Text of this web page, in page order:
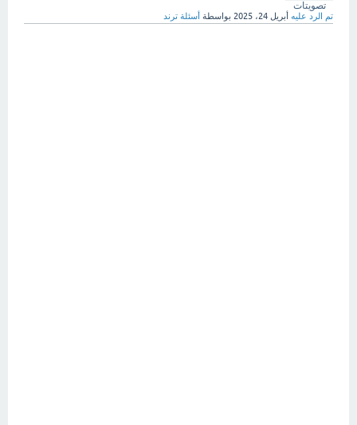
تصويتات
تم الرد عليه أبريل 24، 2025 بواسطة أسئلة ترند